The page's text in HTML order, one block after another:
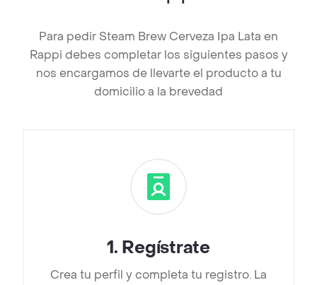
Para pedir Steam Brew Cerveza Ipa Lata en
Rappi debes completar los siguientes pasos y
nos encargamos de llevarte el producto a tu
domicilio a la brevedad
1. Regístrate
Crea tu perfil y completa tu registro. La